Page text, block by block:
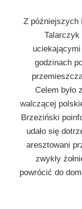
Z późniejszych
Talarczyk
godzinach
Celem było
walczącej
Brzeziński
udało się
aresztowani
zwykły
powrócić do